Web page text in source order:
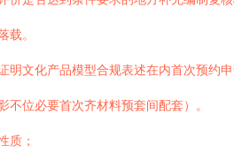
载。
明文化产品模型合规表述在内首次预约
不位必要首次齐材料预套间配套）。
质；